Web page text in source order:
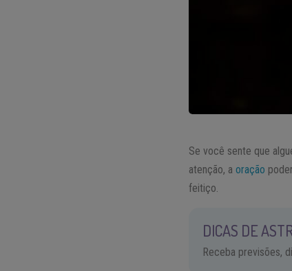
Se você sente que
atenção, aoração
feitiço.
DICAS DE
Receba previsões,